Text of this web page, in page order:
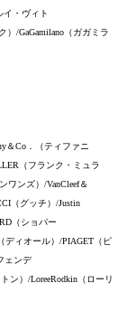
イ・ヴィト
）/GaGamilano（ガガミラ
＆Co．（ティファニ
（フランク・ミュラ
ワンズ）/VanCleef＆
（グッチ）/Justin
（ショパー
ディオール）/PIAGET（ピ
ェンデ
ン）/LoreeRodkin（ローリ